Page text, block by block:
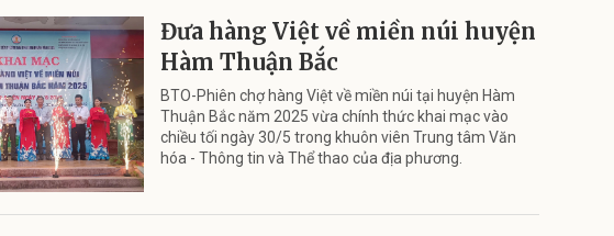
Đưa hàng Việt về miền núi huyện
Hàm Thuận Bắc
BTO-Phiên chợ hàng Việt về miền núi tại huyện Hàm
Thuận Bắc năm 2025 vừa chính thức khai mạc vào
chiều tối ngày 30/5 trong khuôn viên Trung tâm Văn
hóa - Thông tin và Thể thao của địa phương.